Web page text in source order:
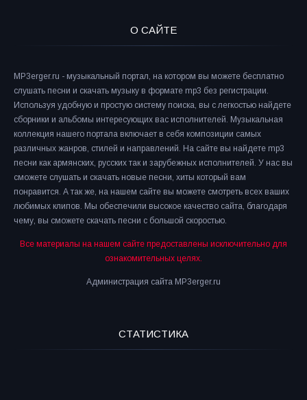
О САЙТЕ
MP3erger.ru - музыкальный портал, на котором вы можете бесплатно
слушать песни и скачать музыку в формате mp3 без регистрации.
Используя удобную и простую систему поиска, вы с легкостью найдете
сборники и альбомы интересующих вас исполнителей. Музыкальная
коллекция нашего портала включает в себя композиции самых
различных жанров, стилей и направлений. На сайте вы найдете mp3
песни как армянских, русских так и зарубежных исполнителей. У нас вы
сможете слушать и скачать новые песни, хиты который вам
понравится. А так же, на нашем сайте вы можете смотреть всех ваших
любимых клипов. Мы обеспечили высокое качество сайта, благодаря
чему, вы сможете скачать песни с большой скоростью.
Все материалы на нашем сайте предоставлены исключительно для
ознакомительных целях.
Администрация сайта MP3erger.ru
СТАТИСТИКА